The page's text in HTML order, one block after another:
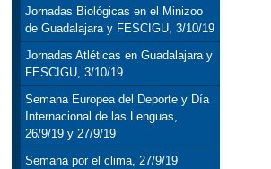
Jornadas Biológicas en el Minizoo
de Guadalajara y FESCIGU, 3/10/19
Jornadas Atléticas en Guadalajara y
FESCIGU, 3/10/19
Semana Europea del Deporte y Día
Internacional de las Lenguas,
26/9/19 y 27/9/19
Semana por el clima, 27/9/19